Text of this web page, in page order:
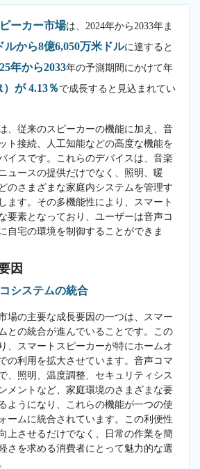
ーカー市場は、2024年から2033年ま
ルから8億6,050万米ドルに達すると
年から2033年の予測期間にかけて年
）が 4.13％ で成長すると見込まれてい
、従来のスピーカーの機能に加え、音
ト接続、人工知能などの高度な機能を
イスです。これらのデバイスは、音楽
ュースの提供だけでなく、照明、暖
のさまざまな家庭内システムを管理す
ます。その多機能性により、スマート
要素となっており、ユーザーは音声コ
自宅の環境を制御することができま
因
システムの統合
場の主要な成長要因の一つは、スマー
との統合が進んでいることです。この
、スマートスピーカーが特にホームオ
の利用を拡大させています。音声コマ
、照明、温度調整、セキュリティシス
メントなど、家庭環境のさまざまな要
ようになり、これらの機能が一つの使
ームに統合されています。この利便性
上させるだけでなく、日常の作業を簡
さを求める消費者にとって魅力的な選